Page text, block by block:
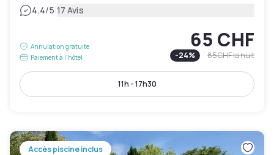
4.4/5|17 Avis
Annulation gratuite
Paiement à l'hôtel
65 CHF
-24% 85 CHFla nuit
11h - 17h30
Accès piscine inclus